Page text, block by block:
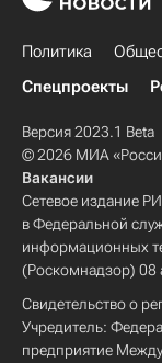
Политика
Спецпроекты
Версия 2023.1 Beta
© 2026 МИА
Вакансии
Сетевое издание
в Федеральной
информационных
(Роскомнадзор) 08
Свидетельство о
Учредитель:
предприятие